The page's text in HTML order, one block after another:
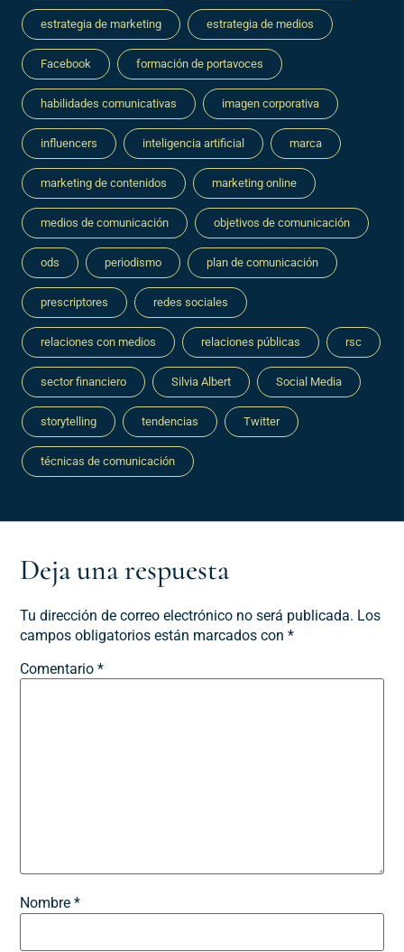
estrategia de marketing estrategia de medios
Facebook formación de portavoces
habilidades comunicativas imagen corporativa
influencers inteligencia artificial marca
marketing de contenidos marketing online
medios de comunicación objetivos de comunicación
ods periodismo plan de comunicación
prescriptores redes sociales
relaciones con medios relaciones públicas rsc
sector financiero Silvia Albert Social Media
storytelling tendencias Twitter
técnicas de comunicación
Deja una respuesta
Tu dirección de correo electrónico no será publicada. Los
campos obligatorios están marcados con*
Comentario*
Nombre*